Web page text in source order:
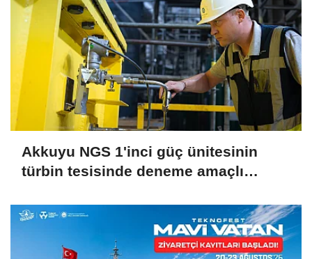
Akkuyu NGS 1'inci güç ünitesinin
türbin tesisinde deneme amaçlı